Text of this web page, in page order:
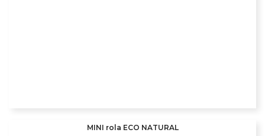
MINI rola ECO NATURAL